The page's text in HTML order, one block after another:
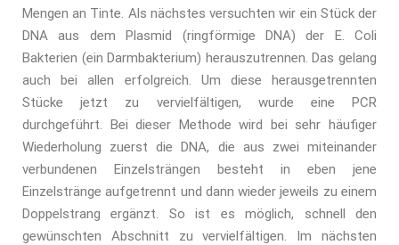
Mengen an Tinte. Als nächstes versuchten wir ein Stück der
DNA aus dem Plasmid (ringförmige DNA) der E. Coli
Bakterien (ein Darmbakterium) herauszutrennen. Das gelang
auch bei allen erfolgreich. Um diese herausgetrennten
Stücke jetzt zu vervielfältigen, wurde eine PCR
durchgeführt. Bei dieser Methode wird bei sehr häufiger
Wiederholung zuerst die DNA, die aus zwei miteinander
verbundenen Einzelsträngen besteht in eben jene
Einzelstränge aufgetrennt und dann wieder jeweils zu einem
Doppelstrang ergänzt. So ist es möglich, schnell den
gewünschten Abschnitt zu vervielfältigen. Im nächsten